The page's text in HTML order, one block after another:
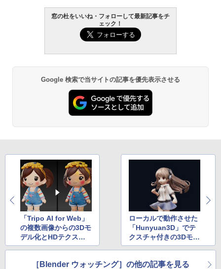
窓の杜をいいね・フォローして最新記事をチ
ェック！
Google 検索で当サイトの記事を優先表示させる
「Tripo AI for Web」
の複数画像からの3Dモ
デル化とHDテクスチ
ャ化を試す！ その品質
ローカルで動作させた
「Hunyuan3D」でテ
クスチャ付きの3Dモデ
ルを生成する方法
［Blender ウォッチング］の他の記事を見る